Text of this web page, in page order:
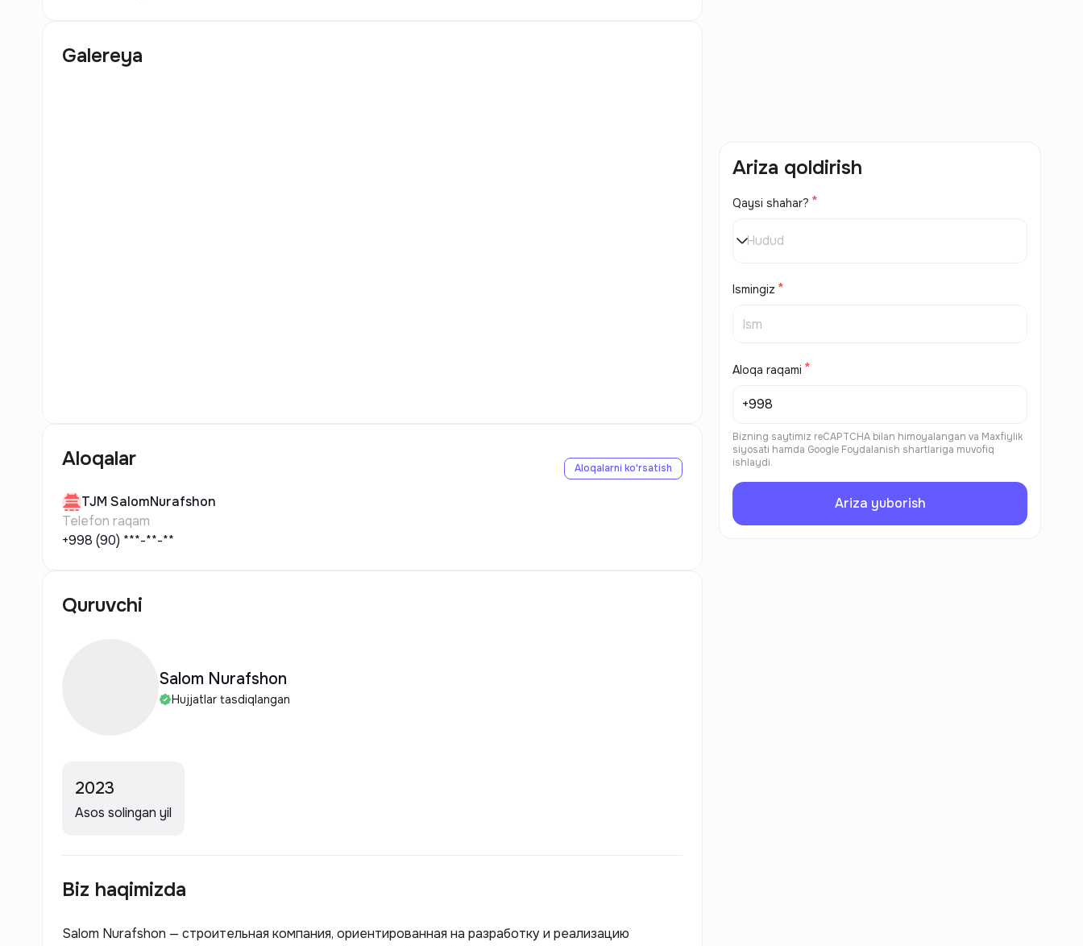
Galereya
Aloqalar Aloqalarni ko'rsatish
TJM SalomNurafshon
Telefon raqam
+998 (90) ***-**-**
Quruvchi
Salom Nurafshon
Hujjatlar tasdiqlangan
2023
Asos solingan yil
Biz haqimizda
Salom Nurafshon — строительная компания, ориентированная на разработку и реализацию
Ariza qoldirish
Qaysi shahar?
Hudud
Ismingiz
Aloqa raqami
Bizning saytimiz reCAPTCHA bilan himoyalangan va Maxfiylik
siyosati hamda Google Foydalanish shartlariga muvofiq
ishlaydi.
Ariza yuborish